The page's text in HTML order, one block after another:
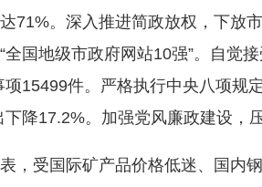
71%。深入推进简政放权，下放
全国地级市政府网站10强”。自觉
项15499件。严格执行中央八项规
下降17.2%。加强党风廉政建设，
受国际矿产品价格低迷、国内钢